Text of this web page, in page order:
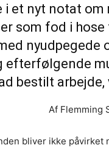
i et nyt notat
som fod i
efterfølgende
bestilt arbejde,
Af Flemming
bliver ikke påvirket